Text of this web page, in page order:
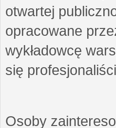
otwartej
opracowane
wykładowcę
się
Osoby